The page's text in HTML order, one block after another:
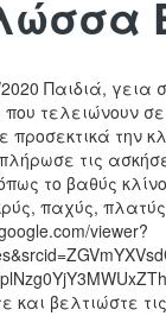
Παιδιά,
που τελειώνουν
προσεκτικά την
τις
το βαθύς
παχύς,
viewer?
και βελτιώστε